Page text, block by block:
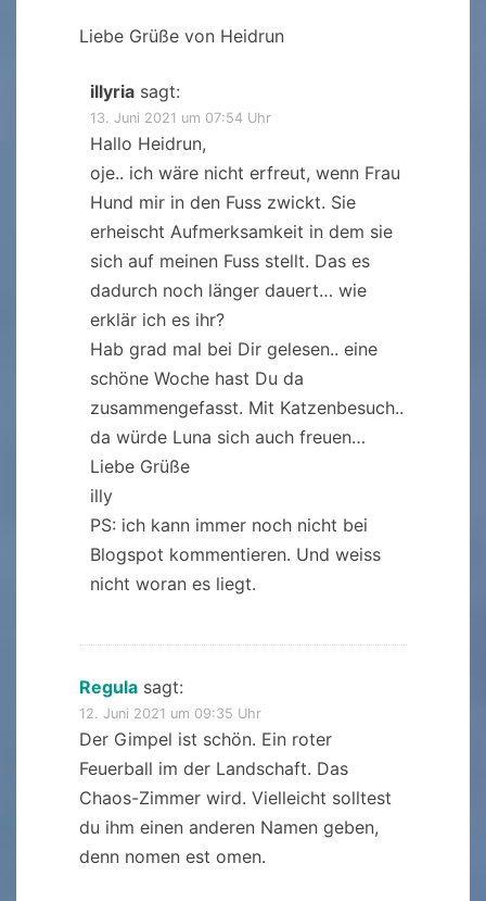
Liebe Grüße von Heidrun
illyria sagt:
13. Juni 2021 um 07:54 Uhr
Hallo Heidrun,
oje.. ich wäre nicht erfreut, wenn Frau
Hund mir in den Fuss zwickt. Sie
erheischt Aufmerksamkeit in dem sie
sich auf meinen Fuss stellt. Das es
dadurch noch länger dauert… wie
erklär ich es ihr?
Hab grad mal bei Dir gelesen.. eine
schöne Woche hast Du da
zusammengefasst. Mit Katzenbesuch..
da würde Luna sich auch freuen…
Liebe Grüße
illy
PS: ich kann immer noch nicht bei
Blogspot kommentieren. Und weiss
nicht woran es liegt.
Regula sagt:
12. Juni 2021 um 09:35 Uhr
Der Gimpel ist schön. Ein roter
Feuerball im der Landschaft. Das
Chaos-Zimmer wird. Vielleicht solltest
du ihm einen anderen Namen geben,
denn nomen est omen.